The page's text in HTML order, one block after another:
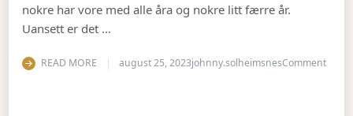
nokre har vore med alle åra og nokre litt færre år.
Uansett er det …
READ MORE august 25, 2023johnny.solheimsnesCommenton